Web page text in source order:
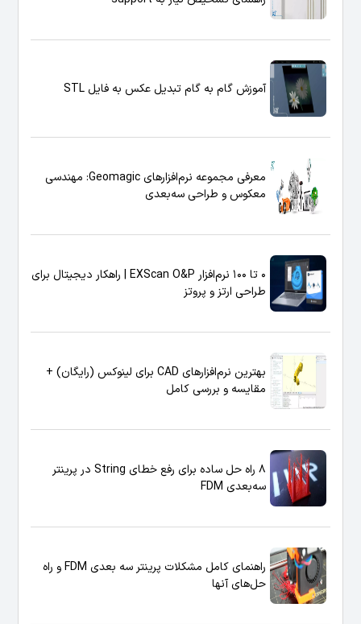
آموزش گام به گام تبدیل عکس به فایل STL
معرفی مجموعه نرم‌افزارهای Geomagic: مهندسی
معکوس و طراحی سه‌بعدی
0 تا 100 نرم‌افزار EXScan O&P | راهکار دیجیتال برای
طراحی ارتز و پروتز
بهترین نرم‌افزارهای CAD برای لینوکس (رایگان) +
مقایسه و بررسی کامل
8 راه حل ساده برای رفع خطای String در پرینتر
سه‌بعدی FDM
راهنمای کامل مشکلات پرینتر سه بعدی FDM و راه
حل‌های آنها